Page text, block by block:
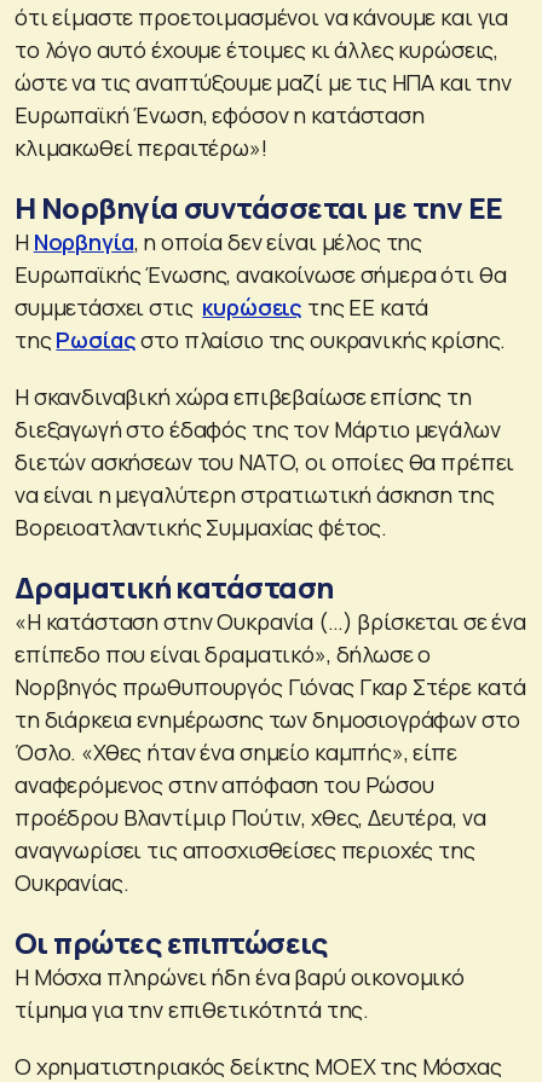
ότι είμαστε προετοιμασμένοι να κάνουμε και για
το λόγο αυτό έχουμε έτοιμες κι άλλες κυρώσεις,
ώστε να τις αναπτύξουμε μαζί με τις ΗΠΑ και την
Ευρωπαϊκή Ένωση, εφόσον η κατάσταση
κλιμακωθεί περαιτέρω»!
Η Νορβηγία συντάσσεται με την ΕΕ
Η Νορβηγία, η οποία δεν είναι μέλος της
Ευρωπαϊκής Ένωσης, ανακοίνωσε σήμερα ότι θα
συμμετάσχει στις κυρώσεις της ΕΕ κατά
τηςΡωσίαςστο πλαίσιο της ουκρανικής κρίσης.
Η σκανδιναβική χώρα επιβεβαίωσε επίσης τη
διεξαγωγή στο έδαφός της τον Μάρτιο μεγάλων
διετών ασκήσεων του ΝΑΤΟ, οι οποίες θα πρέπει
να είναι η μεγαλύτερη στρατιωτική άσκηση της
Βορειοατλαντικής Συμμαχίας φέτος.
Δραματική κατάσταση
«Η κατάσταση στην Ουκρανία (…) βρίσκεται σε ένα
επίπεδο που είναι δραματικό», δήλωσε ο
Νορβηγός πρωθυπουργός Γιόνας Γκαρ Στέρε κατά
τη διάρκεια ενημέρωσης των δημοσιογράφων στο
Όσλο. «Χθες ήταν ένα σημείο καμπής», είπε
αναφερόμενος στην απόφαση του Ρώσου
προέδρου Βλαντίμιρ Πούτιν, χθες, Δευτέρα, να
αναγνωρίσει τις αποσχισθείσες περιοχές της
Ουκρανίας.
Οι πρώτες επιπτώσεις
Η Μόσχα πληρώνει ήδη ένα βαρύ οικονομικό
τίμημα για την επιθετικότητά της.
Ο χρηματιστηριακός δείκτης MOEX της Μόσχας